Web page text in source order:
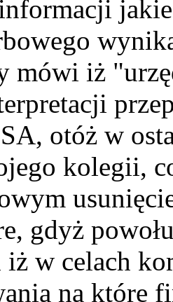
mówi iż
otóż w
kolegii,
gdyż
w celach
na które